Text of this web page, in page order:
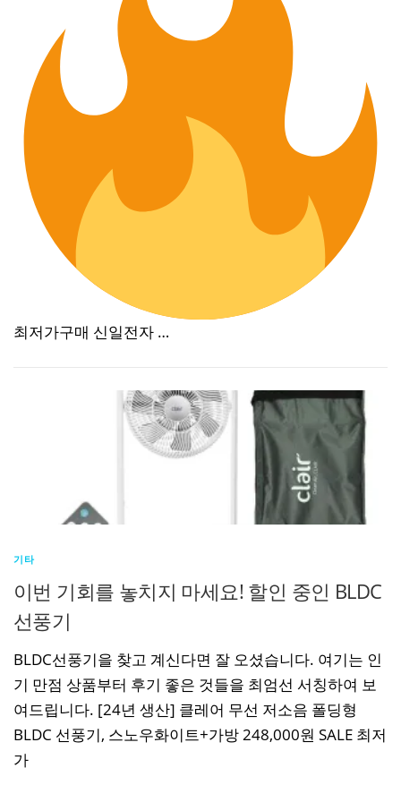
최저가구매 신일전자 …
기타
이번 기회를 놓치지 마세요! 할인 중인 BLDC
선풍기
BLDC선풍기을 찾고 계신다면 잘 오셨습니다. 여기는 인
기 만점 상품부터 후기 좋은 것들을 최엄선 서칭하여 보
여드립니다. [24년 생산] 클레어 무선 저소음 폴딩형
BLDC 선풍기, 스노우화이트+가방 248,000원 SALE 최저
가